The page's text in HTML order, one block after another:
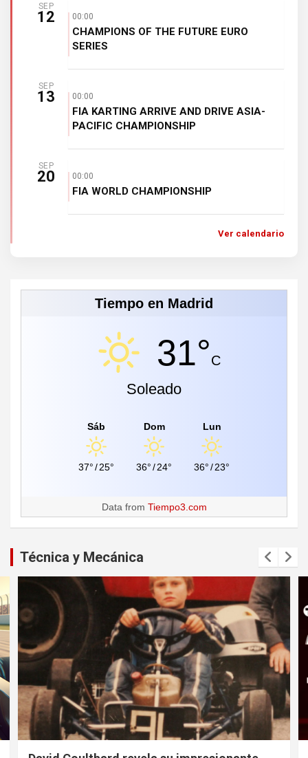
SEP
12 00:00
CHAMPIONS OF THE FUTURE EURO
SERIES
SEP
13 00:00
FIA KARTING ARRIVE AND DRIVE ASIA-
PACIFIC CHAMPIONSHIP
SEP
20 00:00
FIA WORLD CHAMPIONSHIP
Ver calendario
Tiempo en Madrid
31°C
Soleado
Sáb
37°/25°
Dom
36°/24°
Lun
36°/23°
Data from Tiempo3.com
Técnica y Mecánica